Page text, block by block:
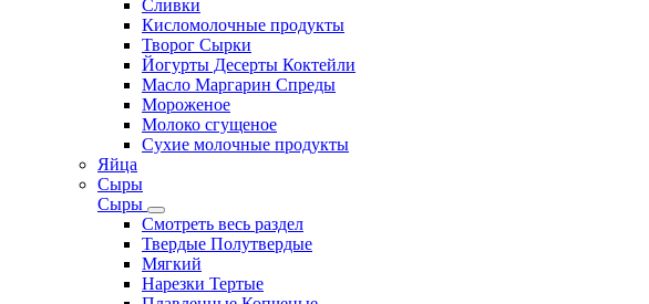
Сливки
Кисломолочные продукты
Творог Сырки
Йогурты Десерты Коктейли
Масло Маргарин Спреды
Мороженое
Молоко сгущеное
Сухие молочные продукты
Яйца
Сыры
Сыры
Смотреть весь раздел
Твердые Полутвердые
Мягкий
Нарезки Тертые